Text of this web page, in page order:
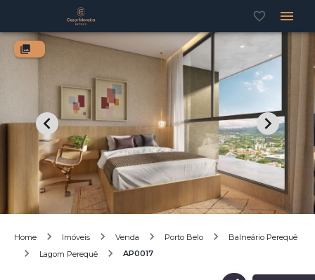
Home Imóveis Venda Porto Belo
Balneário Perequê
Lagom Perequê
AP0017